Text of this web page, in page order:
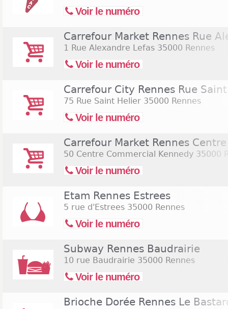
Voir le numéro
Carrefour Market Rennes Rue
1 Rue Alexandre Lefas 35000 Rennes
Voir le numéro
Carrefour City Rennes Rue
75 Rue Saint Helier 35000 Rennes
Voir le numéro
Carrefour Market Rennes
50 Centre Commercial Kennedy 35000
Voir le numéro
Etam Rennes Estrees
5 rue d'Estrees 35000 Rennes
Voir le numéro
Subway Rennes Baudrairie
10 rue Baudrairie 35000 Rennes
Voir le numéro
Brioche Dorée Rennes Le